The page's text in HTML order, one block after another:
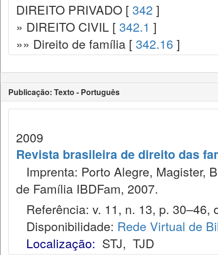
DIREITO PRIVADO [ 342 ]
» DIREITO CIVIL [ 342.1 ]
»» Direito de família [ 342.16 ]
Publicação: Texto - Português
2009
Revista brasileira de direito das
Imprenta: Porto Alegre, Magister,
de Família IBDFam, 2007.
Referência: v. 11, n. 13, p. 30–46,
Disponibilidade: Rede Virtual de
Localização: STJ, TJD